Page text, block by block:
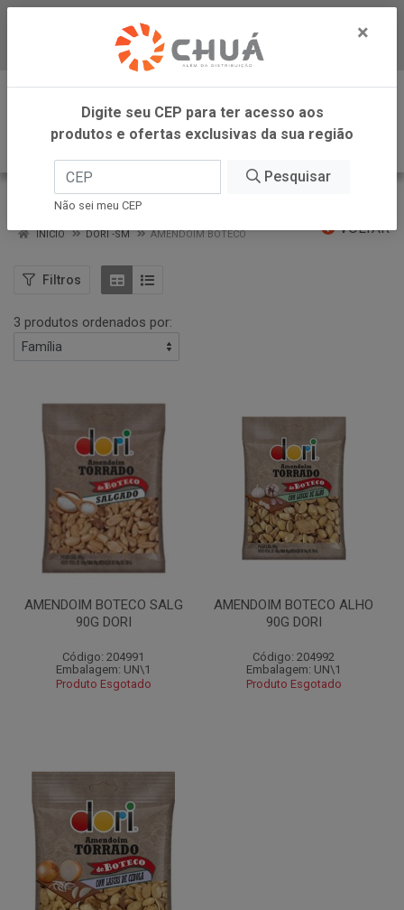
Baixe já nosso APP
0
AMENDOIM BOTECO
VOLTAR
INÍCIO DORI -SM AMENDOIM BOTECO
Filtros
3 produtos ordenados por:
AMENDOIM BOTECO SALG
90G DORI
Código: 204991
Embalagem: UN\1
Produto Esgotado
AMENDOIM BOTECO ALHO
90G DORI
Código: 204992
Embalagem: UN\1
Produto Esgotado
×
Digite seu CEP para ter acesso aos
produtos e ofertas exclusivas da sua região
Pesquisar
Não sei meu CEP